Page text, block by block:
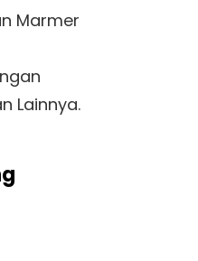
Marmer
Lainnya.